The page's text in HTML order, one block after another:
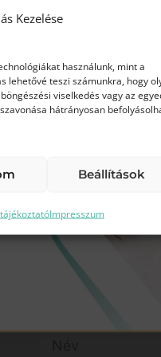
Kezelése
használunk, mint a
lehetővé teszi számunkra, hogy
viselkedés vagy az
hátrányosan
Beállítások
Impresszum